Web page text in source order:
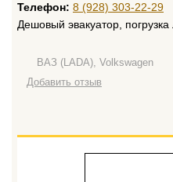
Телефон: 8 (928) 303-22-29
Дешовый эвакуатор,
ВАЗ (LADA), Volkswagen
Добавить отзыв